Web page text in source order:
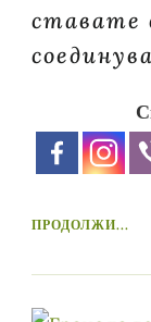
ставате
ПРОДОЛЖИ...